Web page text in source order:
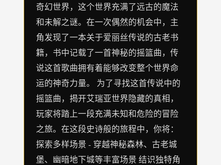
奇幻世界，这个世界充满了远古的魔法
和未解之谜。在一次偶然的机会中，主
角发现了一本关于爱丽丝传说的古老书
籍，书中记载了一首神秘的摇篮曲，传
说这首歌曲拥有着能够改变整个世界命
运的神奇力量。 为了寻找这首传说中的
摇篮曲，揭开艾瑞亚世界隐藏的真相，
玩家将踏上一段充满未知和危险的冒险
之旅。在这段史诗般的旅程中，你将：
探索多样场景 - 穿越神秘森林、古老城
堡、幽暗地下城等丰富场景 结识独特角